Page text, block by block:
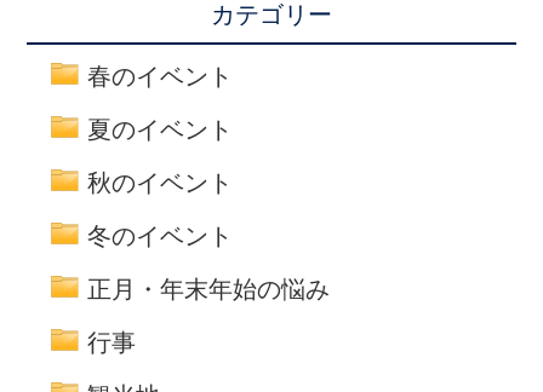
カテゴリー
春のイベント
夏のイベント
秋のイベント
冬のイベント
正月・年末年始の悩み
行事